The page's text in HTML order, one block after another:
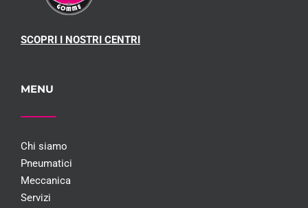
SCOPRI I NOSTRI CENTRI
MENU
Chi siamo
Pneumatici
Meccanica
Servizi